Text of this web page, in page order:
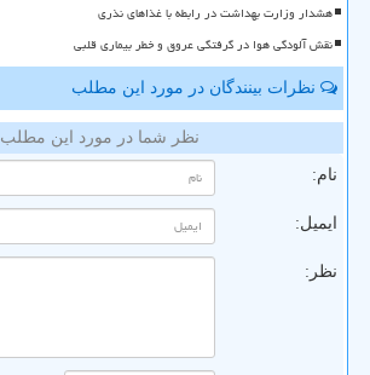
هشدار وزارت بهداشت در رابطه با غذاهای نذری
نقش آلودگی هوا در گرفتگی عروق و خطر بیماری قلبی
نظرات بینندگان در مورد این مطلب
نظر شما در مورد این مطلب
نام:
ایمیل:
نظر: